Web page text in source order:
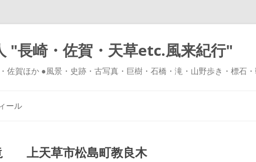
"長崎・佐賀・天草etc.風来紀行"
佐賀ほか ●風景・史跡・古写真・巨樹・石橋・滝・山野歩き・標石・
ール
上天草市松島町教良木